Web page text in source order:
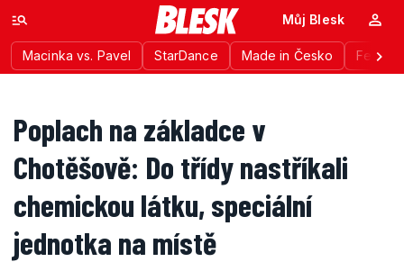
Macinka vs. Pavel StarDance Made in Česko
Můj Blesk
Poplach na základce v
Chotěšově: Do třídy nastříkali
chemickou látku, speciální
jednotka na místě